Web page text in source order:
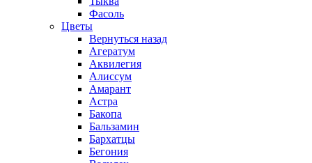
Фасоль
Цветы
Вернуться назад
Агератум
Аквилегия
Алиссум
Амарант
Астра
Бакопа
Бальзамин
Бархатцы
Бегония